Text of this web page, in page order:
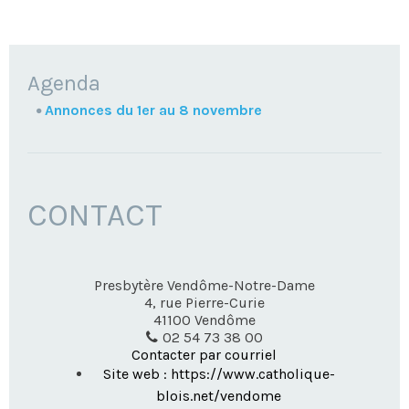
NAVIGATION
Agenda
Annonces du 1er au 8 novembre
CONTACT
Presbytère Vendôme-Notre-Dame
4, rue Pierre-Curie
41100 Vendôme
02 54 73 38 00
Contacter par courriel
Site web : https://www.catholique-
blois.net/vendome